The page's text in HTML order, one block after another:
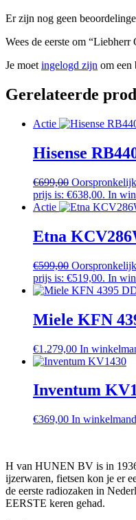
Er zijn nog geen
Wees de eerste om
Je moet ingelogd zijn om een
Gerelateerde
Actie
Hisense
€699,00
prijs is: €638,00. In
Actie
Etna
€599,00
prijs is: €519,00. In
Miele KFN
€1.279,00 In
Inventum
€369,00 In winkelmand
H van HUNEN BV is in
ijzerwaren, fietsen kon je er
de eerste radiozaken in
EERSTE keren gehad.